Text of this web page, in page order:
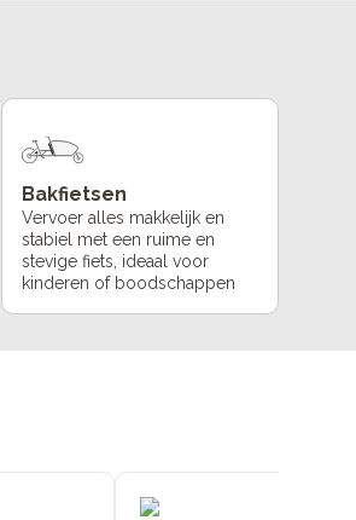
Bakfietsen
Vervoer alles makkelijk en
stabiel met een ruime en
stevige fiets, ideaal voor
kinderen of boodschappen